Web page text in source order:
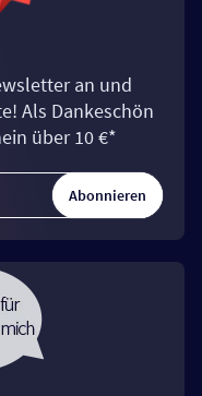
an und
Als Dankeschön
über 10 €*
Abonnieren